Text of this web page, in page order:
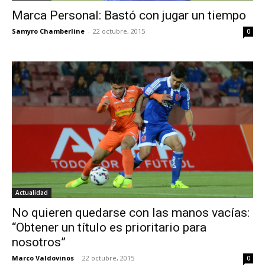
Marca Personal: Bastó con jugar un tiempo
Samyro Chamberline - 22 octubre, 2015 0
Actualidad
No quieren quedarse con las manos vacías:
“Obtener un título es prioritario para
nosotros”
Marco Valdovinos - 22 octubre, 2015 0